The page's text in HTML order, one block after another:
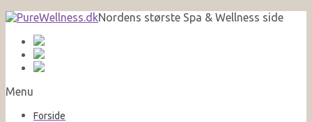
Nordens største Spa & Wellness side
Menu
Forside